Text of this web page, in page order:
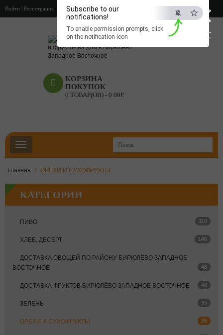
×
ESC
Subscribe to our
notifications!
To enable permission prompts, click
on the notification icon
Войти | Регистрация
КОРЗИНА
ПОКУПОК
0 ТОВАР(ОВ) - 0.00Р.
Главная ОРЕХИ И СУХОФРУКТЫ
КАТЕГОРИИ
ПИВО 110
ХЛЕБ, ДЕСЕРТ 146
ДОСТАВКА ОВОЩЕЙ ПО РАЙОНУ БИРЮЛЁВО ЗАПАДНОЕ
ВОСТОЧНОЕ
48
ДОСТАВКА ФРУКТОВ БИРЮЛЁВО ЗАПАДНОЕ ВОСТОЧНОЕ 48
ЗЕЛЕНЬ 35
ОРЕХИ И СУХОФРУКТЫ 26